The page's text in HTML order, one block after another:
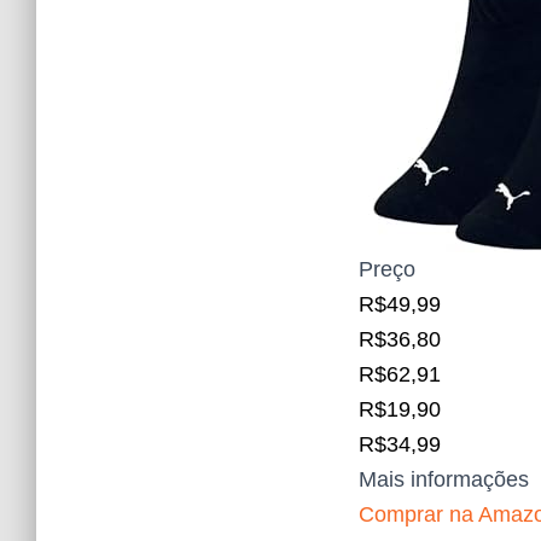
Preço
R$49,99
R$36,80
R$62,91
R$19,90
R$34,99
Mais informações
Comprar na